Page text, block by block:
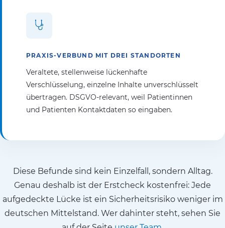
PRAXIS-VERBUND MIT DREI STANDORTEN
Veraltete, stellenweise lückenhafte
Verschlüsselung, einzelne Inhalte unverschlüsselt
übertragen. DSGVO-relevant, weil Patientinnen
und Patienten Kontaktdaten so eingaben.
Diese Befunde sind kein Einzelfall, sondern Alltag.
Genau deshalb ist der Erstcheck kostenfrei: Jede
aufgedeckte Lücke ist ein Sicherheitsrisiko weniger im
deutschen Mittelstand. Wer dahinter steht, sehen Sie